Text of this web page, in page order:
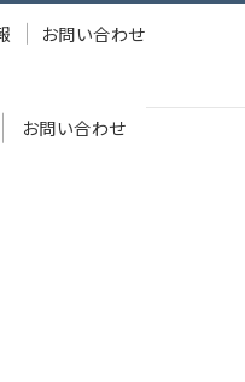
お問い合わせ
お問い合わせ